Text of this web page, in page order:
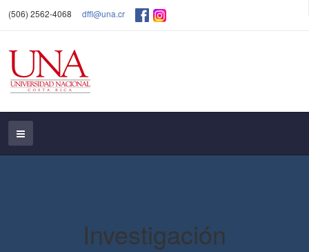
(506) 2562-4068 dffl@una.cr
Investigación